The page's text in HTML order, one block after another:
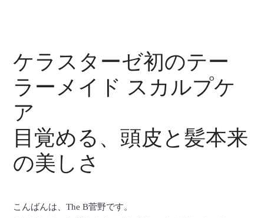
ケラスターゼ初のテー
ラーメイド スカルプケ
ア
目覚める、頭皮と髪本来
の美しさ
こんばんは、The B菅野です。